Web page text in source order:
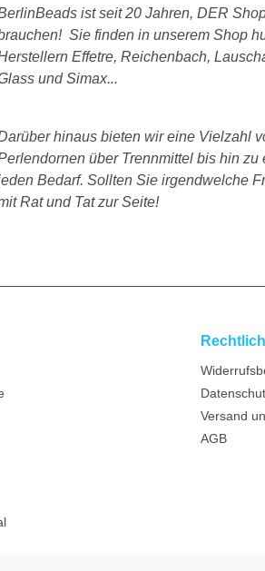
ist seit 20 Jahren, DER
Sie finden in unserem Shop
Effetre, Reichenbach,
und Simax...
hinaus bieten wir eine Vielzahl
über Trennmittel bis hin
Bedarf. Sollten Sie irgendwelche
Rat und Tat zur Seite!
Versand
AGB